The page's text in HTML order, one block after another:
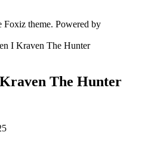
Foxiz theme. Powered by
I Kraven The Hunter
The Hunter